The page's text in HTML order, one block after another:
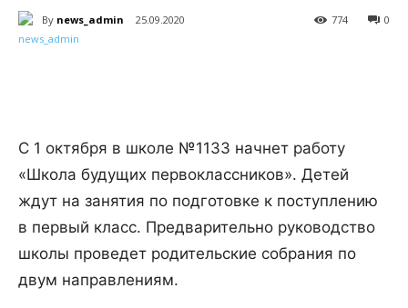
By news_admin 25.09.2020 0
774
С 1 октября в школе №1133 начнет работу
«Школа будущих первоклассников». Детей
ждут на занятия по подготовке к поступлению
в первый класс. Предварительно руководство
школы проведет родительские собрания по
двум направлениям.